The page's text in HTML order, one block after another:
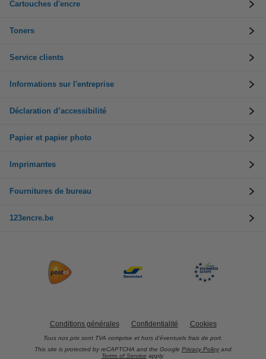
Cartouches d'encre
Toners
Service clients
Informations sur l'entreprise
Déclaration d’accessibilité
Papier et papier photo
Imprimantes
Fournitures de bureau
123encre.be
Conditions générales Confidentialité Cookies
Tous nos prix sont TVA comprise et hors d’éventuels frais de port.
This site is protected by reCAPTCHA and the Google Privacy Policy and
Terms of Service apply.